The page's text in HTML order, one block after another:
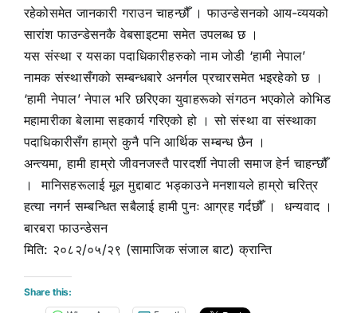
रहेकोसमेत जानकारी गराउन चाहन्छौँ । फाउन्डेसनको आय-व्ययको
सारांश फाउन्डेसनकै वेबसाइटमा समेत उपलब्ध छ ।
यस संस्था र यसका पदाधिकारीहरुको नाम जोडी ‘हामी नेपाल’
नामक संस्थासँगको सम्बन्धबारे अनर्गल प्रचारसमेत भइरहेको छ ।
‘हामी नेपाल’ नेपाल भरि छरिएका युवाहरूको संगठन भएकोले कोभिड
महामारीका बेलामा सहकार्य गरिएको हो । सो संस्था वा संस्थाका
पदाधिकारीसँग हाम्रो कुनै पनि आर्थिक सम्बन्ध छैन ।
अन्त्यमा, हामी हाम्रो जीवनजस्तै पारदर्शी नेपाली समाज हेर्न चाहन्छौँ
। मानिसहरूलाई मूल मुद्दाबाट भड्काउने मनशायले हाम्रो चरित्र
हत्या नगर्न सम्बन्धित सबैलाई हामी पुनः आग्रह गर्दछौँ । धन्यवाद ।
बारबरा फाउन्डेसन
मिति: २०८२/०५/२९ (सामाजिक संजाल बाट) क्रान्ति
Share this: